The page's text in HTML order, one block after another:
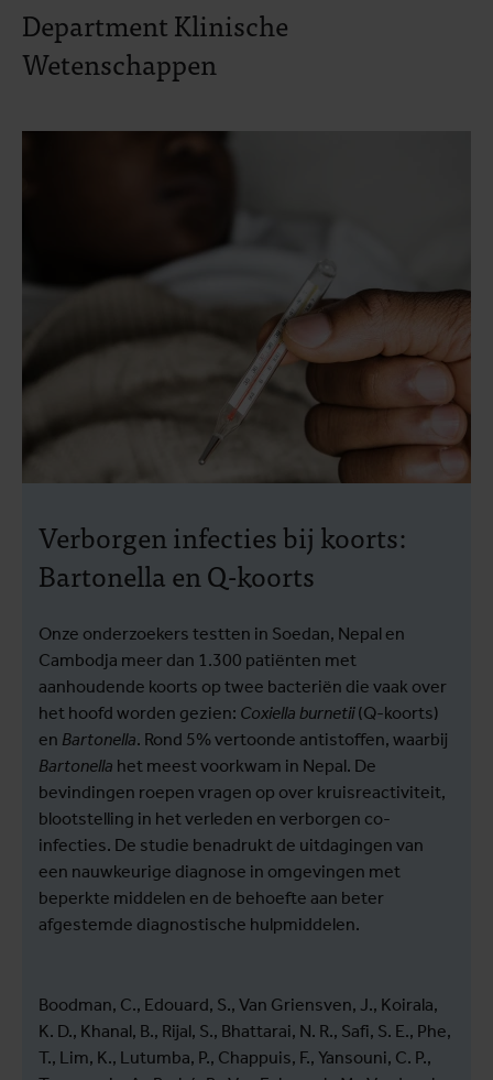
Department Klinische
Wetenschappen
Verborgen infecties bij koorts:
Bartonella en Q-koorts
Onze onderzoekers testten in Soedan, Nepal en
Cambodja meer dan 1.300 patiënten met
aanhoudende koorts op twee bacteriën die vaak over
het hoofd worden gezien: Coxiella burnetii(Q-koorts)
en Bartonella. Rond 5% vertoonde antistoffen, waarbij
Bartonella het meest voorkwam in Nepal. De
bevindingen roepen vragen op over kruisreactiviteit,
blootstelling in het verleden en verborgen co-
infecties. De studie benadrukt de uitdagingen van
een nauwkeurige diagnose in omgevingen met
beperkte middelen en de behoefte aan beter
afgestemde diagnostische hulpmiddelen.
Boodman, C., Edouard, S., Van Griensven, J., Koirala,
K. D., Khanal, B., Rijal, S., Bhattarai, N. R., Safi, S. E., Phe,
T., Lim, K., Lutumba, P., Chappuis, F., Yansouni, C. P.,